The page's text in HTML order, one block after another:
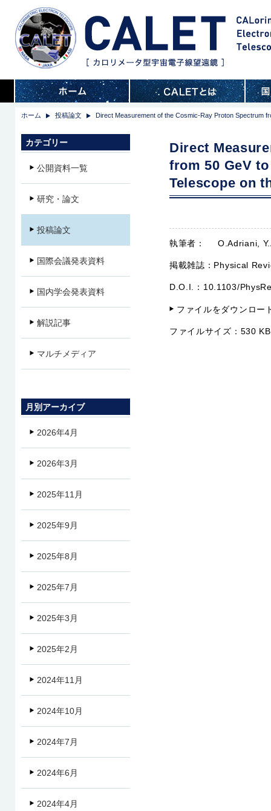
ホーム 投稿論文 Direct Measurement of the Cosmic-Ray Proton Spectrum
Direct
from 50 GeV
Telescope on
執筆者： O.Adriani,
掲載雑誌： Physical
D.O.I.： 10.1103/
ファイルをダウンロー
ファイルサイズ： 530 KB
カテゴリー
公開資料一覧
研究・論文
投稿論文
国際会議発表資料
国内学会発表資料
解説記事
マルチメディア
月別アーカイブ
2026年4月
2026年3月
2025年11月
2025年9月
2025年8月
2025年7月
2025年3月
2025年2月
2024年11月
2024年10月
2024年7月
2024年6月
2024年4月